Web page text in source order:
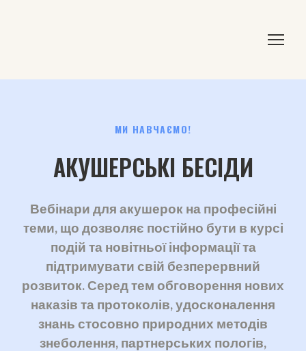
МИ НАВЧАЄМО!
АКУШЕРСЬКІ БЕСІДИ
Вебінари для акушерок на професійні
теми, що дозволяє постійно бути в курсі
подій та новітньої інформації та
підтримувати свій безперервний
розвиток. Серед тем обговорення нових
наказів та протоколів, удосконалення
знань стосовно природних методів
знеболення, партнерських пологів,